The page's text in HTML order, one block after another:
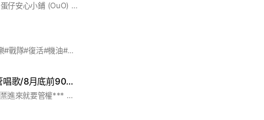
⸻ 🌟 Kid 戰隊｜蛋仔安心小鋪 (OuO) 🌟 歡迎加入我們這裡—— 一個 最溫暖、最鬧、最可愛 的蛋仔小天地！ 不管你是剛入坑的新手蛋、還是衝分高手，我們都超歡迎你加入一起玩～🔥 這裡有： 🐣 超 Nice 的隊友一起衝關 🐣 可愛爆擊的聊天氛圍 🐣 每天都很 Chill 的互動 🐣 萱萱本人不定時亂入（超香） 如果你想找一個： ✔ 能一起玩 ✔ 能一起笑 ✔ 能一起尬聊 的地方—— 那你已經找到啦 ✨ 快進來一起讓我們的 蛋仔每一天，都更好玩吧！💛✨ ———
團長是PX #蛋仔#娛樂#戰隊#復活#機油#抽獎
QQ戰隊/80人總管唱歌/8月底前90抽650蛋+抽2管/月老廟/100人抽團寵/蛋仔/處關係
2025/11/28創立 ***🈲️進來就要管權*** （要給的我自然會給） ***🈲進來就和總管處關係*** （該處的我自然會處） ***總管心情好隨時抽蛋幣*** 總管（團長）：魚鰭🈵 總管秘書*2：Mika、喵🈵 小團長*1：萌厭🈵 新人管*2:檸🈶🈵 嗆人管*2:豹 審核管*2：無聊 計分管*3：糯芸 活躍管*2:喵喵喵 檢舉管*2:粉紅色🌵、草梅🈵 宣傳管♾️：🈚️ 金主♾️：🈚️ 團寵（每50人抽1個）：糯芸🈵 ～～～～～～～～～～～～～ 合作♾️（要合作的打「/合作單」）：艾琳、喵、萌厭、喵喵喵、可愛的Molly、曉彤、萱萱、安 ———————————————————— 要管權的打「/管權」 並且，總管有收回你們管權的權利喔 ⋯⋯⋯⋯⋯⋯⋯⋯⋯⋯⋯⋯⋯⋯⋯⋯⋯ 🈚️=沒人 🈵=已滿 🈶=有人預約了 ————————————— 簡介： 主玩蛋仔派對的驚魂夜，歡迎驚魂夜愛好者加入，當然其他的也可以。團長可以用手機的時間不多，所以管管們可能會忙一點～ 另外，除了聊蛋仔，也可以處關係喔！團長都非常歡迎ㄉ～ 有蛋圈！需先加入Line的社群才可以進入喔～ 只不過要幫我注意一下： 🈲乞討 🔞 🈲髒話 🈲騷擾 🈲變態 —————————— 福利： 10人-抽1個改名卡✅ 20-抽團寵✅ 30-抽1個高級手冊✅ 55–確定團寵✅ 70-蓋月老廟✅ 80-總管唱歌（？+抽2管 90–成立家族 100–抽團寵+抽副管 120–加設學院 （會有隱藏福利！） （8月底前滿90人抽650蛋幣） ⋯⋯⋯⋯⋯⋯⋯⋯⋯⋯⋯ 目前目標：90人 ～～～～～～～～～～～ ✅=已完成 ⭕️=人數到了，但未完成 ———————————— 目前先這樣，有興趣的趕快進來吧～～